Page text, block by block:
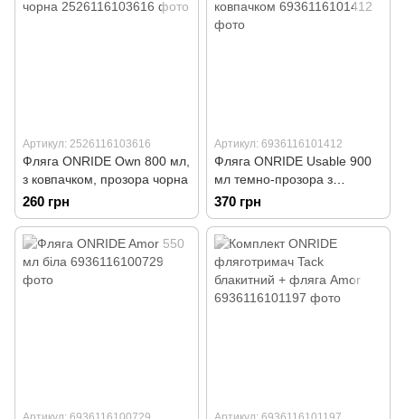
Артикул: 2526116103616
Фляга ONRIDE Own 800 мл,
з ковпачком, прозора чорна
260 грн
Артикул: 6936116101412
Фляга ONRIDE Usable 900
мл темно-прозора з
ковпачком
370 грн